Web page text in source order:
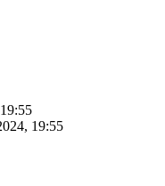
19:55